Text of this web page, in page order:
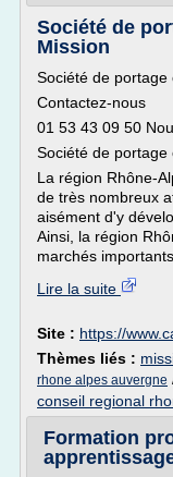
Société de
Mission
Société de portage
Contactez-nous
01 53 43 09 50
Société de portage
La région Rhône-
de très nombreux
aisément d'y
Ainsi, la région
marchés
Lire la suite
Site : https://
Thèmes liés :
rhone alpes auvergne
conseil regional
Formation